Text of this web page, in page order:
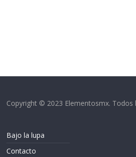
Copyright © 2023 Elementosmx. Todos
Bajo la lupa
Contacto